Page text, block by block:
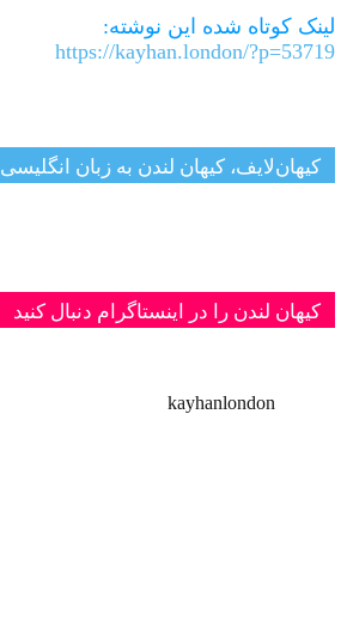
لینک کوتاه شده این نوشته:
https://kayhan.london/?p=53719
کیهان‌لایف، کیهان لندن به زبان انگلیسی
کیهان لندن را در اینستاگرام دنبال کنید
kayhanlondon